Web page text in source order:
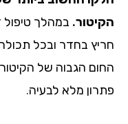
הקיטור. במהלך טיפול
חריץ בחדר ובכל
החום הגבוה של
פתרון מלא לבעיה.